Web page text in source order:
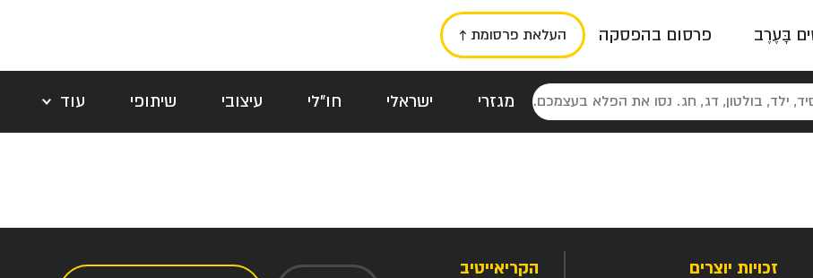
בָּעֶרֶב פרסום בהפסקה העלאת פרסומת ↑
מגזרי ישראלי חו"לי עיצובי שיתופי
עוד
נוסטלגי כרזות טיפוגרפי
זכויות יוצרים
הקריאייטיב